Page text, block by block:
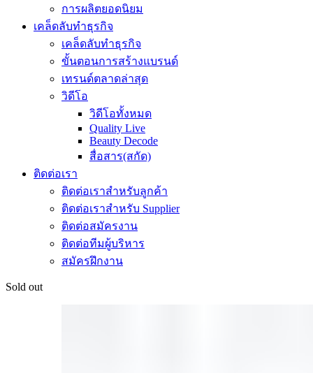
การผลิตยอดนิยม
เคล็ดลับทำธุรกิจ
เคล็ดลับทำธุรกิจ
ขั้นตอนการสร้างแบรนด์
เทรนด์ตลาดล่าสุด
วิดีโอ
วิดีโอทั้งหมด
Quality Live
Beauty Decode
สื่อสาร(สกัด)
ติดต่อเรา
ติดต่อเราสำหรับลูกค้า
ติดต่อเราสำหรับ Supplier
ติดต่อสมัครงาน
ติดต่อทีมผู้บริหาร
สมัครฝึกงาน
Sold out